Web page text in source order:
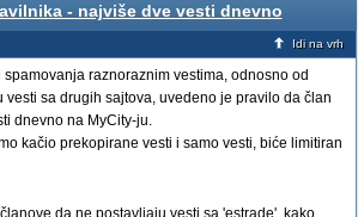
- najviše dve vesti dnevno
Idi na vrh
spamovanja raznoraznim vestima, odnosno od
sa drugih sajtova, uvedeno je pravilo da član
dnevno na MyCity-ju.
kačio prekopirane vesti i samo vesti, biće limitiran
da ne postavljaju vesti sa 'estrade', kako